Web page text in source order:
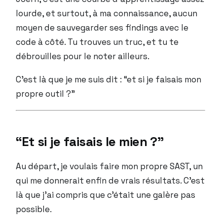
lourde, et surtout, à ma connaissance, aucun
moyen de sauvegarder ses findings avec le
code à côté. Tu trouves un truc, et tu te
débrouilles pour le noter ailleurs.
C’est là que je me suis dit : “et si je faisais mon
propre outil ?”
“Et si je faisais le mien ?”
Au départ, je voulais faire mon propre SAST, un
qui me donnerait enfin de vrais résultats. C’est
là que j’ai compris que c’était une galère pas
possible.